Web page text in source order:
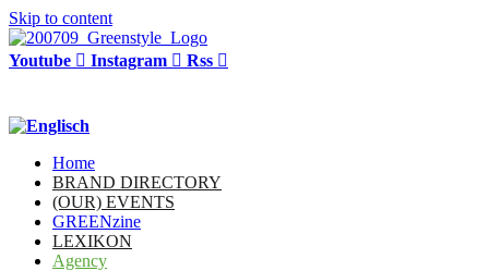
Skip to content
Youtube Instagram Rss
Home
BRAND DIRECTORY
(OUR) EVENTS
GREENzine
LEXIKON
Agency